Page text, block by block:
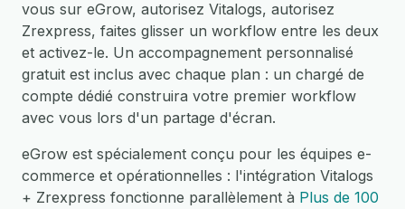
vous sur eGrow, autorisez Vitalogs, autorisez
Zrexpress, faites glisser un workflow entre les deux
et activez-le. Un accompagnement personnalisé
gratuit est inclus avec chaque plan : un chargé de
compte dédié construira votre premier workflow
avec vous lors d'un partage d'écran.
eGrow est spécialement conçu pour les équipes e-
commerce et opérationnelles : l'intégration Vitalogs
+ Zrexpress fonctionne parallèlement à Plus de 100